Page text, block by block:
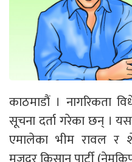
काठमाडौं । नागरिकता
सूचना दर्ता गरेका छन् ।
एमालेका भीम रावल र